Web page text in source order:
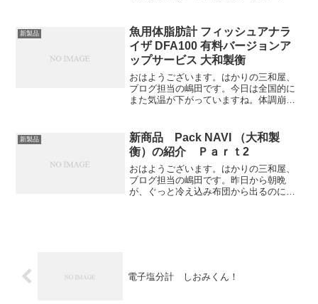
安心できる、タフな仕様のデジタル台は
かり。最大150kgま...
新製品
魚用体脂肪計 フィッシュアナラ
イザ DFA100 有料バージョンア
ップサービス 大和製衡
おはようございます。はかりの三和屋、
ブログ担当の嶋田です。今日は全国的に
また気温が下がっていますね。体調崩し
魚用体脂肪計 フィッシュアナライザ
DFA100 Ver.2...
新製品
新商品 Pack NAVI （大和製
衡）の紹介 Ｐａｒｔ2
おはようございます。はかりの三和屋、
ブログ担当の嶋田です。昨日から朝晩
が、ぐっと冷え込み布団から出るのに、
電子塩分計 しおみくん！